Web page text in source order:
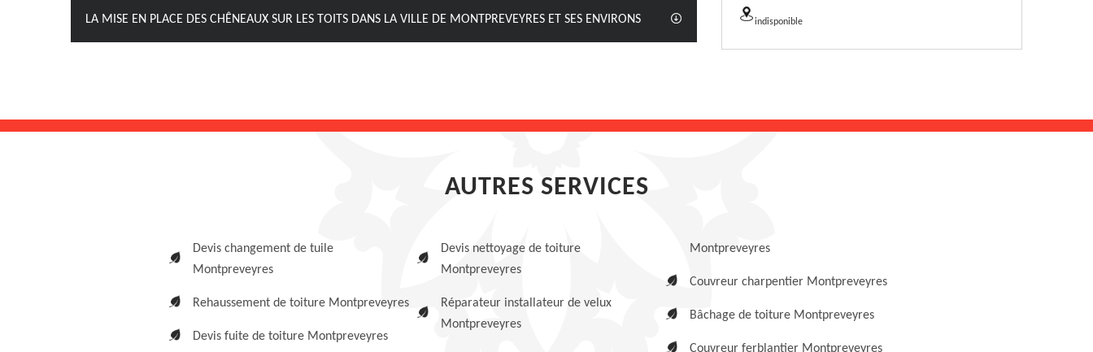
LA MISE EN PLACE DES CHÊNEAUX SUR LES TOITS DANS LA VILLE DE MONTPREVEYRES ET SES ENVIRONS indisponible
AUTRES SERVICES
Devis changement de tuile
Montpreveyres
Rehaussement de toiture Montpreveyres
Devis fuite de toiture Montpreveyres
Devis nettoyage de toiture
Montpreveyres
Réparateur installateur de velux
Montpreveyres
Montpreveyres
Couvreur charpentier Montpreveyres
Bâchage de toiture Montpreveyres
Couvreur ferblantier Montpreveyres